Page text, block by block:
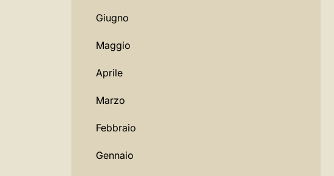
Giugno
Maggio
Aprile
Marzo
Febbraio
Gennaio